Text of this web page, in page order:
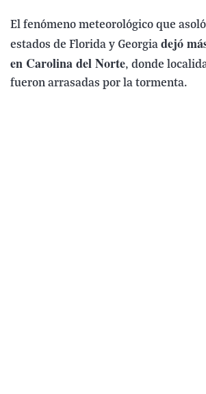
El fenómeno meteorológico que
estados de Florida y Georgia dejó
en Carolina del Norte, donde
fueron arrasadas por la tormenta.